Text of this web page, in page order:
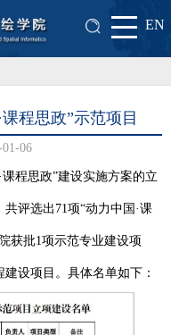
EN
程思政”示范项目
06
程思政”建设实施方案的立
评选出71项“动力中国·课
获批1项示范专业建设项
设项目。具体名单如下：